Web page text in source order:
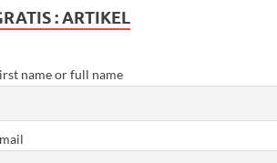
: ARTIKEL
name or full name